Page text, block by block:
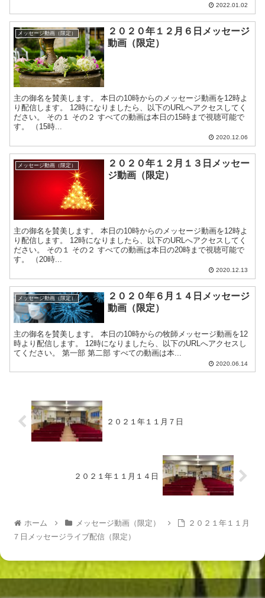
2022.01.02
メッセージ動画（限定）
２０２０年１２月６日メッセージ
動画（限定）
主の御名を賛美します。 本日の10時からのメッセージ動画を12時よ
り配信します。 12時になりましたら、以下のURLへアクセスしてく
ださい。 その１ その２ すべての動画は本日の15時まで視聴可能で
す。 （15時...
2020.12.06
メッセージ動画（限定）
２０２０年１２月１３日メッセー
ジ動画（限定）
主の御名を賛美します。 本日の10時からのメッセージ動画を12時よ
り配信します。 12時になりましたら、以下のURLへアクセスしてく
ださい。 その１ その２ すべての動画は本日の20時まで視聴可能で
す。 （20時...
2020.12.13
メッセージ動画（限定）
２０２０年６月１４日メッセージ
動画（限定）
主の御名を賛美します。 本日の10時からの牧師メッセージ動画を12
時より配信します。 12時になりましたら、以下のURLへアクセスし
てください。 第一部 第二部 すべての動画は本...
2020.06.14
２０２１年１１月７日
２０２１年１１月１４日
ホーム メッセージ動画（限定）
２０２１年１１月
７日メッセージライブ配信（限定）